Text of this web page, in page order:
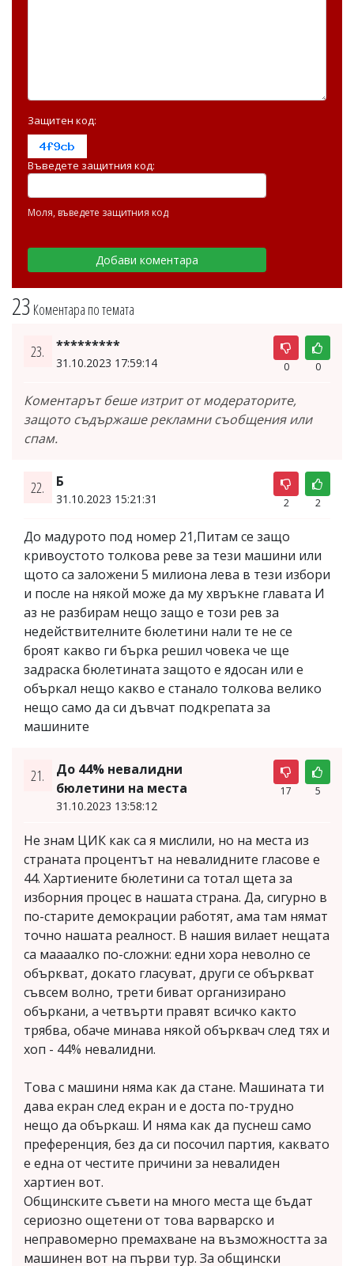
23 Коментара по темата
23. *********
31.10.2023 17:59:14 0 0
Коментарът беше изтрит от модераторите,
защото съдържаше рекламни съобщения или
спам.
22. Б
31.10.2023 15:21:31 2 2
До мадурото под номер 21,Питам се защо
кривоустото толкова реве за тези машини или
щото са заложени 5 милиона лева в тези избори
и после на някой може да му хвръкне главата И
аз не разбирам нещо защо е този рев за
недействителните бюлетини нали те не се
броят какво ги бърка решил човека че ще
задраска бюлетината защото е ядосан или е
объркал нещо какво е станало толкова велико
нещо само да си дъвчат подкрепата за
машините
21.
До 44% невалидни
бюлетини на места
31.10.2023 13:58:12
17 5
Не знам ЦИК как са я мислили, но на места из
страната процентът на невалидните гласове е
44. Хартиените бюлетини са тотал щета за
изборния процес в нашата страна. Да, сигурно в
по-старите демокрации работят, ама там нямат
точно нашата реалност. В нашия вилает нещата
са маааалко по-сложни: едни хора неволно се
объркват, докато гласуват, други се объркват
съвсем волно, трети биват организирано
объркани, а четвърти правят всичко както
трябва, обаче минава някой обърквач след тях и
хоп - 44% невалидни.
Това с машини няма как да стане. Машината ти
дава екран след екран и е доста по-трудно
нещо да объркаш. И няма как да пуснеш само
преференция, без да си посочил партия, каквато
е една от честите причини за невалиден
хартиен вот.
Общинските съвети на много места ще бъдат
сериозно ощетени от това варварско и
неправомерно премахване на възможността за
машинен вот на първи тур. За общински
Защитен код:
Въведете защитния код:
Моля, въведете защитния код